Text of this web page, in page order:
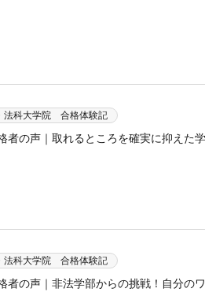
法科大学院 合格体験記
者の声｜取れるところを確実に抑えた
法科大学院 合格体験記
者の声｜非法学部からの挑戦！自分の